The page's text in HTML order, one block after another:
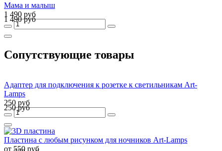
Мама и малыш
1 490 руб
1 490 руб
Сопутствующие товары
Адаптер для подключения к розетке к светильникам Art-
Lamps
250 руб
250 руб
Пластина с любым рисунком для ночников Art-Lamps
от 550 руб